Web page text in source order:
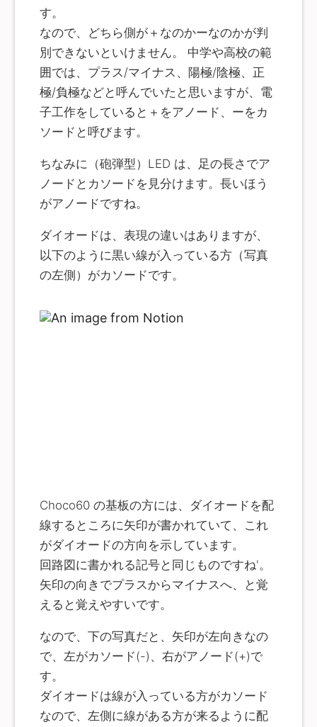
す。
なので、どちら側が＋なのかーなのかが判
別できないといけません。 中学や高校の範
囲では、プラス/マイナス、陽極/陰極、正
極/負極などと呼んでいたと思いますが、電
子工作をしていると＋をアノード、ーをカ
ソードと呼びます。
ちなみに（砲弾型）LED は、足の長さでア
ノードとカソードを見分けます。長いほう
がアノードですね。
ダイオードは、表現の違いはありますが、
以下のように黒い線が入っている方（写真
の左側）がカソードです。
Choco60 の基板の方には、ダイオードを配
線するところに矢印が書かれていて、これ
がダイオードの方向を示しています。
回路図に書かれる記号と同じものですね'。
矢印の向きでプラスからマイナスへ、と覚
えると覚えやすいです。
なので、下の写真だと、矢印が左向きなの
で、左がカソード(-)、右がアノード(+)で
す。
ダイオードは線が入っている方がカソード
なので、左側に線がある方が来るように配